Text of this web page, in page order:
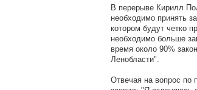
В перерыве Кирилл
необходимо принять
котором будут четко
необходимо больше
время около 90%
Ленобласти".
Отвечая на вопрос по